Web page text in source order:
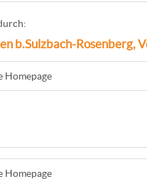
b.Sulzbach-Rosenberg,
Homepage
Homepage